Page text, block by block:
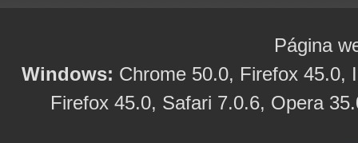
Página
Windows: Chrome 50.0, Firefox 45.0,
Firefox 45.0, Safari 7.0.6, Opera